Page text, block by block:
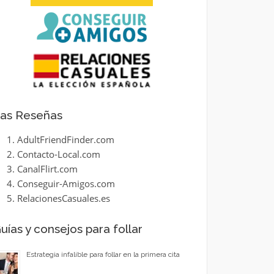
Reseñas
AdultFriendFinder.com
Contacto-Local.com
CanalFlirt.com
Conseguir-Amigos.com
RelacionesCasuales.es
y consejos para follar
Estrategia infalible para follar en la primera cita